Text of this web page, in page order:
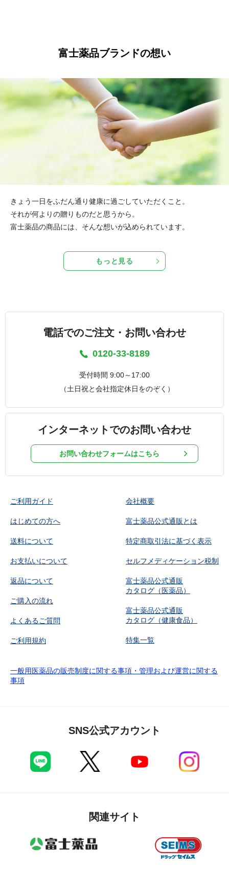
富士薬品ブランドの想い
きょう一日をふだん通り健康に過ごしていただくこと。
それが何よりの贈りものだと思うから。
富士薬品の商品には、そんな想いが込められています。
もっと見る
電話でのご注文・お問い合わせ
0120-33-8189
受付時間 9:00～17:00
（土日祝と会社指定休日をのぞく）
インターネットでのお問い合わせ
お問い合わせフォームはこちら
ご利用ガイド
はじめての方へ
送料について
お支払いについて
返品について
ご購入の流れ
よくあるご質問
ご利用規約
会社概要
富士薬品公式通販とは
特定商取引法に基づく表示
セルフメディケーション税制
富士薬品公式通販
カタログ（医薬品）
富士薬品公式通販
カタログ（健康食品）
特集一覧
一般用医薬品の販売制度に関する事項・管理および運営に関する
事項
SNS公式アカウント
関連サイト